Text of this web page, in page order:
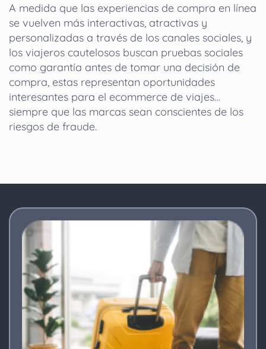
A medida que las experiencias de compra en línea
se vuelven más interactivas, atractivas y
personalizadas a través de los canales sociales, y
los viajeros cautelosos buscan pruebas sociales
como garantía antes de tomar una decisión de
compra, estas representan oportunidades
interesantes para el ecommerce de viajes…
siempre que las marcas sean conscientes de los
riesgos de fraude.